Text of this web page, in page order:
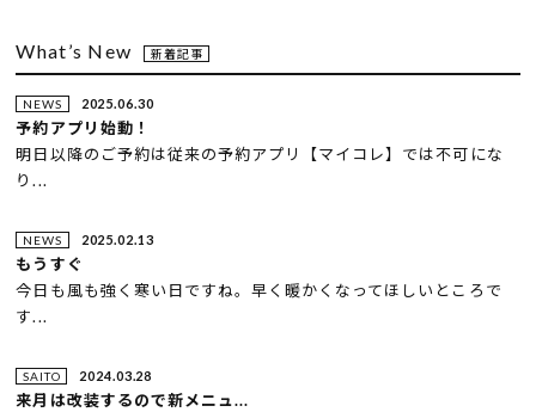
What’s New 新着記事
NEWS 2025.06.30
予約アプリ始動！
明日以降のご予約は従来の予約アプリ【マイコレ】では不可にな
り...
NEWS 2025.02.13
もうすぐ
今日も風も強く寒い日ですね。早く暖かくなってほしいところで
す...
SAITO 2024.03.28
来月は改装するので新メニュ...